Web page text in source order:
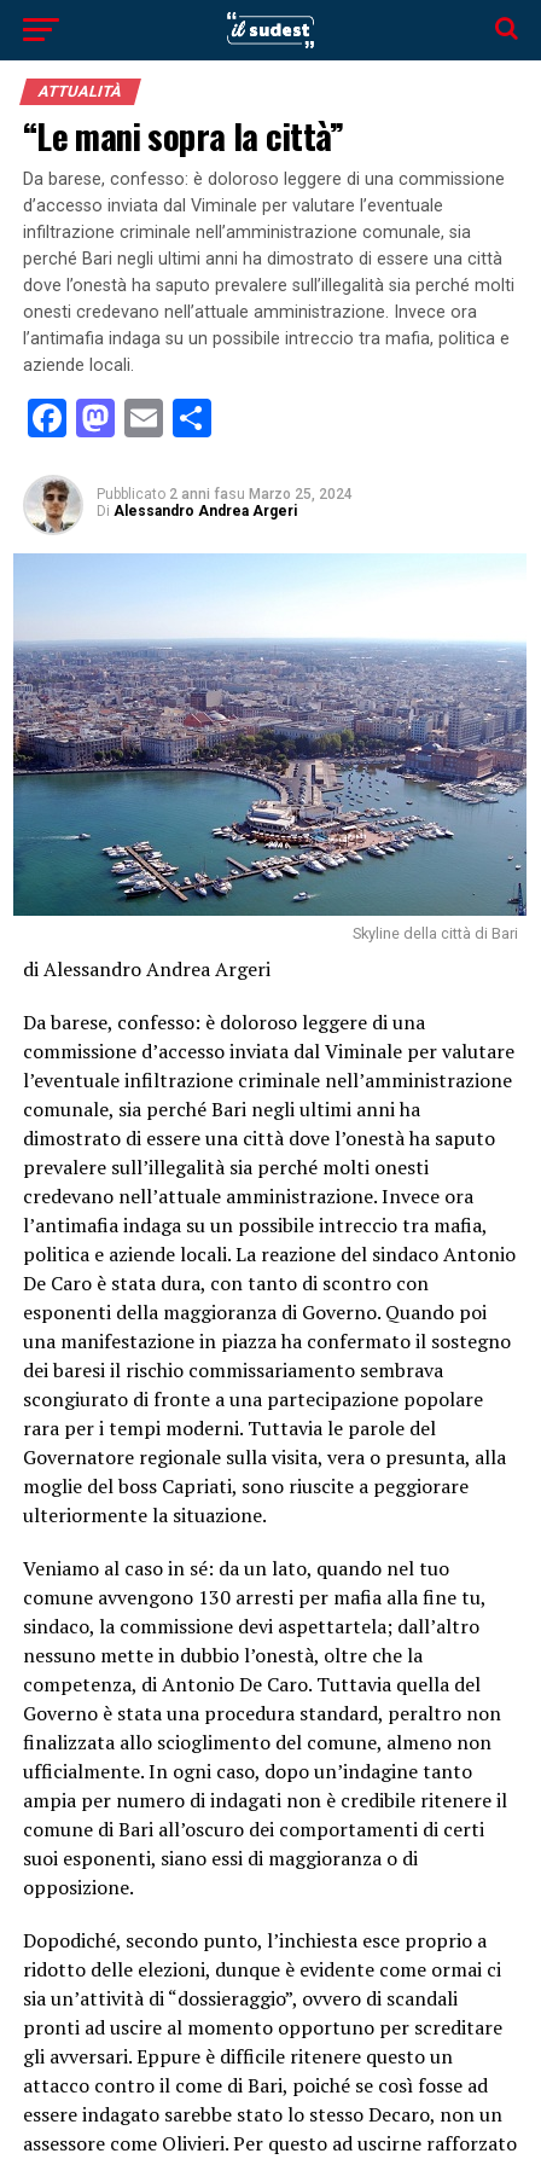
ATTUALITÀ
“Le mani sopra la città”
Da barese, confesso: è doloroso leggere di una commissione
d’accesso inviata dal Viminale per valutare l’eventuale
infiltrazione criminale nell’amministrazione comunale, sia
perché Bari negli ultimi anni ha dimostrato di essere una città
dove l’onestà ha saputo prevalere sull’illegalità sia perché molti
onesti credevano nell’attuale amministrazione. Invece ora
l’antimafia indaga su un possibile intreccio tra mafia, politica e
aziende locali.
Facebook
Mastodon
EmailCondividi
Pubblicato 2 anni fasu Marzo 25, 2024
Di Alessandro Andrea Argeri
Skyline della città di Bari
di Alessandro Andrea Argeri
Da barese, confesso: è doloroso leggere di una
commissione d’accesso inviata dal Viminale per valutare
l’eventuale infiltrazione criminale nell’amministrazione
comunale, sia perché Bari negli ultimi anni ha
dimostrato di essere una città dove l’onestà ha saputo
prevalere sull’illegalità sia perché molti onesti
credevano nell’attuale amministrazione. Invece ora
l’antimafia indaga su un possibile intreccio tra mafia,
politica e aziende locali. La reazione del sindaco Antonio
De Caro è stata dura, con tanto di scontro con
esponenti della maggioranza di Governo. Quando poi
una manifestazione in piazza ha confermato il sostegno
dei baresi il rischio commissariamento sembrava
scongiurato di fronte a una partecipazione popolare
rara per i tempi moderni. Tuttavia le parole del
Governatore regionale sulla visita, vera o presunta, alla
moglie del boss Capriati, sono riuscite a peggiorare
ulteriormente la situazione.
Veniamo al caso in sé: da un lato, quando nel tuo
comune avvengono 130 arresti per mafia alla fine tu,
sindaco, la commissione devi aspettartela; dall’altro
nessuno mette in dubbio l’onestà, oltre che la
competenza, di Antonio De Caro. Tuttavia quella del
Governo è stata una procedura standard, peraltro non
finalizzata allo scioglimento del comune, almeno non
ufficialmente. In ogni caso, dopo un’indagine tanto
ampia per numero di indagati non è credibile ritenere il
comune di Bari all’oscuro dei comportamenti di certi
suoi esponenti, siano essi di maggioranza o di
opposizione.
Dopodiché, secondo punto, l’inchiesta esce proprio a
ridotto delle elezioni, dunque è evidente come ormai ci
sia un’attività di “dossieraggio”, ovvero di scandali
pronti ad uscire al momento opportuno per screditare
gli avversari. Eppure è difficile ritenere questo un
attacco contro il come di Bari, poiché se così fosse ad
essere indagato sarebbe stato lo stesso Decaro, non un
assessore come Olivieri. Per questo ad uscirne rafforzato